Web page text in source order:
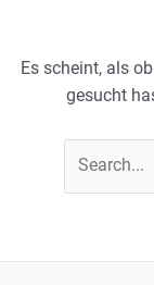
Es scheint, als
gesucht